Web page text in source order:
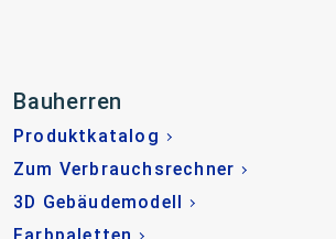
Bauherren
Produktkatalog
Zum Verbrauchsrechner
3D Gebäudemodell